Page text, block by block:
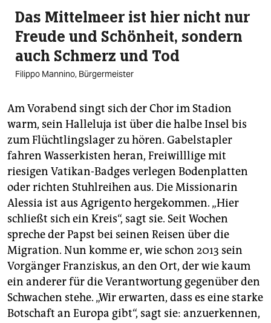
Das Mittelmeer ist hier nicht nur
Freude und Schönheit, sondern
auch Schmerz und Tod
Filippo Mannino, Bürgermeister
Am Vorabend singt sich der Chor im Stadion
warm, sein Halleluja ist über die halbe Insel bis
zum Flüchtlingslager zu hören. Gabelstapler
fahren Wasserkisten heran, Freiwilllige mit
riesigen Vatikan-Badges verlegen Bodenplatten
oder richten Stuhlreihen aus. Die Missionarin
Alessia ist aus Agrigento hergekommen. „Hier
schließt sich ein Kreis“, sagt sie. Seit Wochen
spreche der Papst bei seinen Reisen über die
Migration. Nun komme er, wie schon 2013 sein
Vorgänger Franziskus, an den Ort, der wie kaum
ein anderer für die Verantwortung gegenüber den
Schwachen stehe. „Wir erwarten, dass es eine starke
Botschaft an Europa gibt“, sagt sie: anzuerkennen,